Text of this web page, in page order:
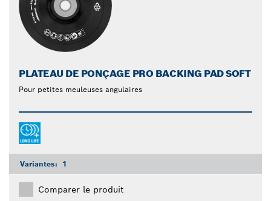
PLATEAU DE PONÇAGE PRO BACKING PAD SOFT
Pour petites meuleuses angulaires
Variantes: 1
Comparer le produit